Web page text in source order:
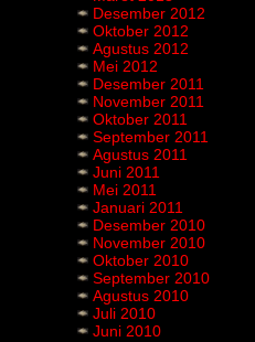
Desember 2012
Oktober 2012
Agustus 2012
Mei 2012
Desember 2011
November 2011
Oktober 2011
September 2011
Agustus 2011
Juni 2011
Mei 2011
Januari 2011
Desember 2010
November 2010
Oktober 2010
September 2010
Agustus 2010
Juli 2010
Juni 2010